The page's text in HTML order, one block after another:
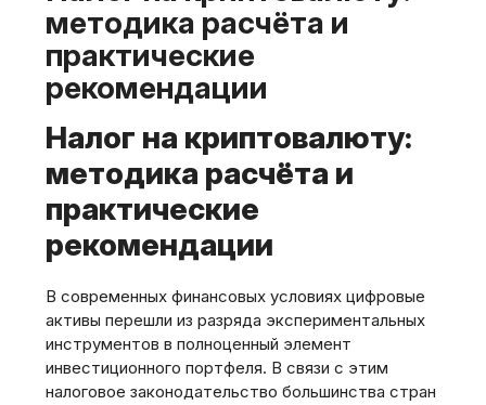
методика расчёта и
практические
рекомендации
Налог на криптовалюту:
методика расчёта и
практические
рекомендации
В современных финансовых условиях цифровые
активы перешли из разряда экспериментальных
инструментов в полноценный элемент
инвестиционного портфеля. В связи с этим
налоговое законодательство большинства стран